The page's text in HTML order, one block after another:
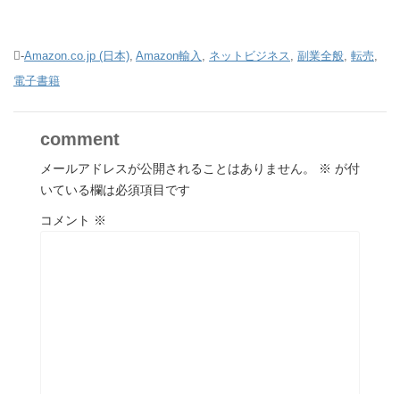
-Amazon.co.jp (日本), Amazon輸入 , ネットビジネス, 副業全般, 転売,
電子書籍
comment
メールアドレスが公開されることはありません。 ※ が付
いている欄は必須項目です
コメント ※